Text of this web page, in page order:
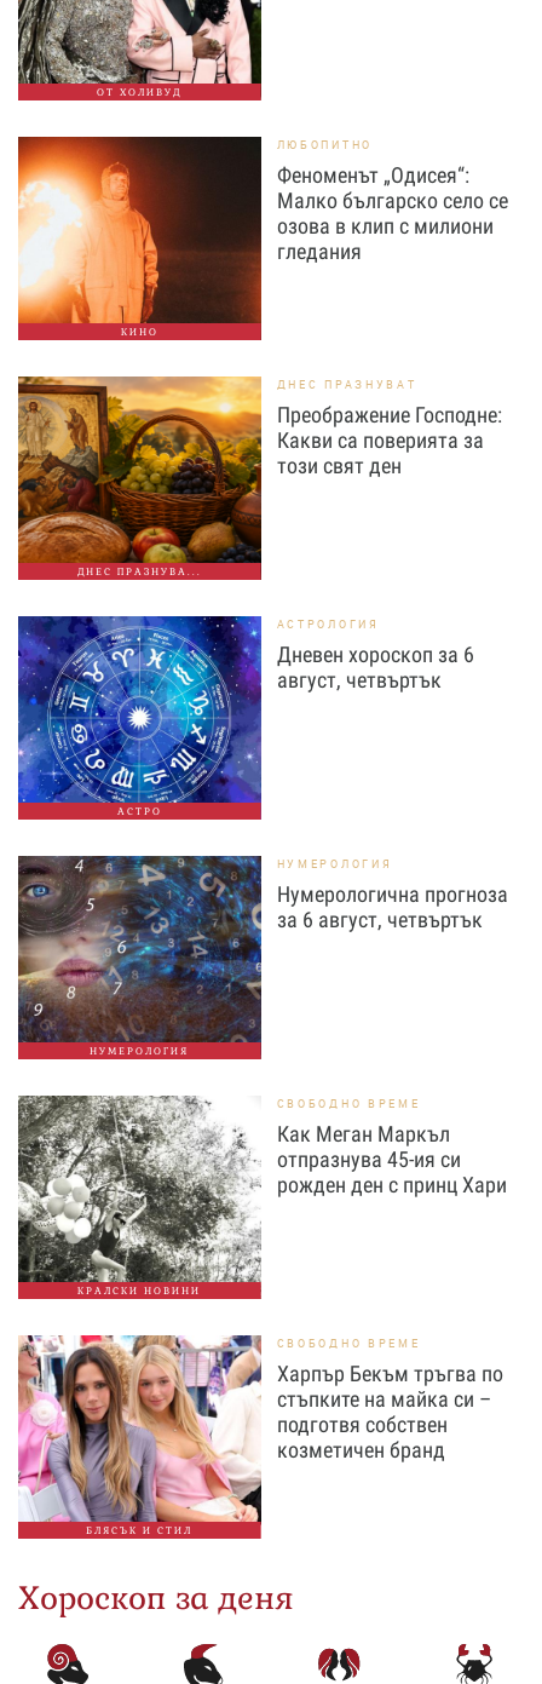
ОТ ХОЛИВУД
КИНО
ЛЮБОПИТНО
Феноменът „Одисея“:
Малко българско село се
озова в клип с милиони
гледания
ДНЕС ПРАЗНУВА...
ДНЕС ПРАЗНУВАТ
Преображение Господне:
Какви са поверията за
този свят ден
АСТРО
АСТРОЛОГИЯ
Дневен хороскоп за 6
август, четвъртък
НУМЕРОЛОГИЯ
НУМЕРОЛОГИЯ
Нумерологична прогноза
за 6 август, четвъртък
КРАЛСКИ НОВИНИ
СВОБОДНО ВРЕМЕ
Как Меган Маркъл
отпразнува 45-ия си
рожден ден с принц Хари
БЛЯСЪК И СТИЛ
СВОБОДНО ВРЕМЕ
Харпър Бекъм тръгва по
стъпките на майка си –
подготвя собствен
козметичен бранд
Хороскоп за деня